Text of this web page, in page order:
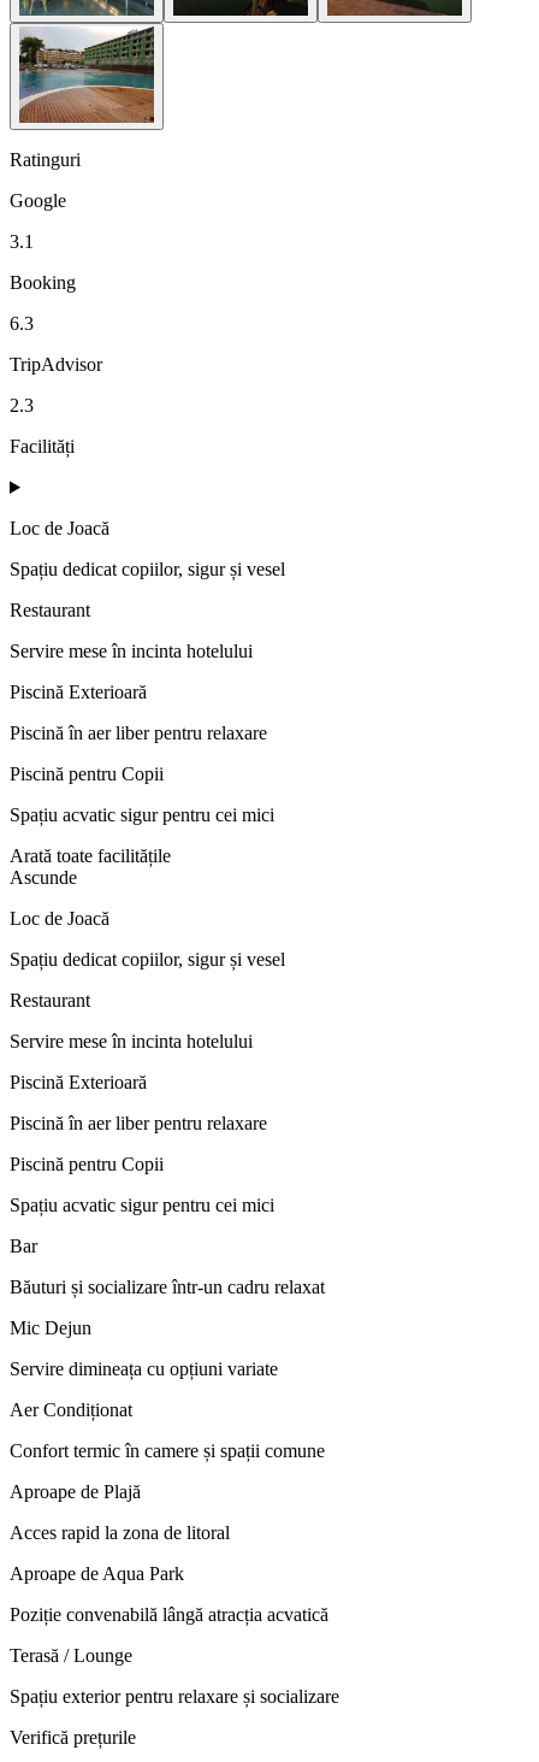
Ratinguri
Google
3.1
Booking
6.3
TripAdvisor
2.3
Facilități
Loc de Joacă
Spațiu dedicat copiilor, sigur și vesel
Restaurant
Servire mese în incinta hotelului
Piscină Exterioară
Piscină în aer liber pentru relaxare
Piscină pentru Copii
Spațiu acvatic sigur pentru cei mici
Arată toate facilitățile
Ascunde
Loc de Joacă
Spațiu dedicat copiilor, sigur și vesel
Restaurant
Servire mese în incinta hotelului
Piscină Exterioară
Piscină în aer liber pentru relaxare
Piscină pentru Copii
Spațiu acvatic sigur pentru cei mici
Bar
Băuturi și socializare într-un cadru relaxat
Mic Dejun
Servire dimineața cu opțiuni variate
Aer Condiționat
Confort termic în camere și spații comune
Aproape de Plajă
Acces rapid la zona de litoral
Aproape de Aqua Park
Poziție convenabilă lângă atracția acvatică
Terasă / Lounge
Spațiu exterior pentru relaxare și socializare
Verifică prețurile